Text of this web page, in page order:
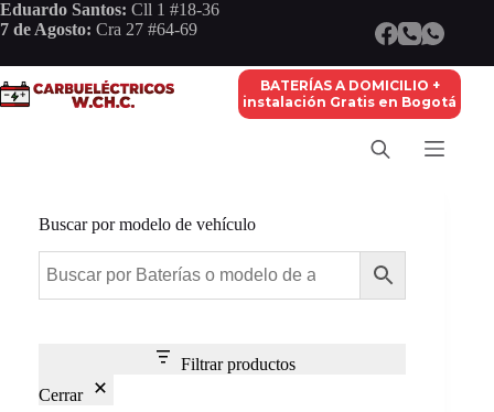
Saltar
al
Eduardo Santos: Cll 1 #18-36
7 de Agosto: Cra 27 #64-69
BATERÍAS A DOMICILIO +
instalación Gratis en Bogotá
Buscar por modelo de vehículo
Filtrar productos
Cerrar